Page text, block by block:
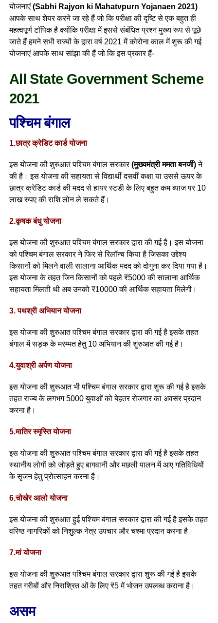
योजनाएं (Sabhi Rajyon ki Mahatvpurn Yojanaen 2021)
आपके साथ शेयर करने जा रहे हैं जो कि परीक्षा की दृष्टि से एक बहुत ही
महत्वपूर्ण टॉपिक है क्योंकि परीक्षा में इससे संबंधित प्रश्न मुख्य रूप से पूछे
जाते हैं हमने सभी राज्यों के द्वारा वर्ष 2021 में कोरोना काल में शुरू की गई
योजनाएं आपके साथ सांझा की हैं जो कि इस प्रकार हैं-
All State Government Scheme
2021
पश्चिम बंगाल
1.छात्र क्रेडिट कार्ड योजना
इस योजना की शुरुआत पश्चिम बंगाल सरकार(मुख्यमंत्री ममता बनर्जी)ने
की है। इस योजना की सहायता से विद्यार्थी दसवीं कक्षा या उससे ऊपर के
छात्र क्रेडिट कार्ड की मदद से हायर स्टडी के लिए बहुत कम ब्याज पर 10
लाख रुपए की राशि लोन ले सकते हैं।
2.कृषक बंधु योजना
इस योजना की शुरुआत पश्चिम बंगाल सरकार द्वारा की गई है। इस योजना
को पश्चिम बंगाल सरकार ने फिर से रिलॉन्च किया है जिसका उद्देश्य
किसानों को मिलने वाली सालाना आर्थिक मदद को दोगुना कर दिया गया है।
इस योजना के तहत जिन किसानों को पहले ₹5000 की सालाना आर्थिक
सहायता मिलती थी अब उनको ₹10000 की आर्थिक सहायता मिलेगी।
3. पथश्री अभियान योजना
इस योजना की शुरुआत पश्चिम बंगाल सरकार द्वारा की गई है इसके तहत
बंगाल में सड़क के मरम्मत हेतु 10 अभियान की शुरुआत की गई है।
4.युवाश्री अर्पण योजना
इस योजना की शुरूआत भी पश्चिम बंगाल सरकार द्वारा शुरू की गई है इसके
तहत राज्य के लगभग 5000 युवाओं को बेहतर रोजगार का अवसर प्रदान
करना है।
5.मातिर स्मृस्ति योजना
इस योजना की शुरुआत पश्चिम बंगाल सरकार द्वारा की गई है इसके तहत
स्थानीय लोगों को जोड़ते हुए बागवानी और मछली पालन में आए गतिविधियों
के सृजन हेतु प्रोत्साहन करना है।
6.चोखेर आलो योजना
इस योजना की शुरुआत हुई पश्चिम बंगाल सरकार द्वारा की गई है इसके तहत
वरिष्ठ नागरिकों को निशुल्क नेत्र उपचार और चश्मा प्रदान करना है।
7.मां योजना
इस योजना की शुरुआत पश्चिम बंगाल सरकार द्वारा शुरू की गई है इसके
तहत गरीबों और निराश्रित ओं के लिए ₹5 में भोजन उपलब्ध कराना है।
असम